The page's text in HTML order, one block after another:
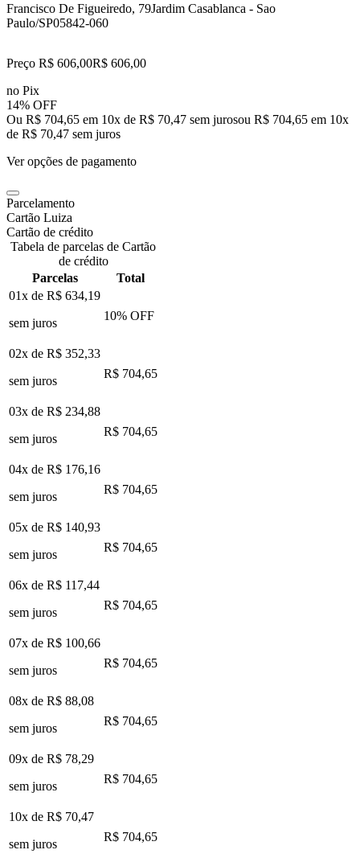
Francisco De Figueiredo, 79Jardim Casablanca - Sao
Paulo/SP05842-060
Preço R$ 606,00R$ 606,00
no Pix
14% OFF
Ou R$ 704,65 em 10x de R$ 70,47 sem jurosou R$ 704,65 em 10x
de R$ 70,47 sem juros
Ver opções de pagamento
Parcelamento
Cartão Luiza
Cartão de crédito
Tabela de parcelas de Cartão
de crédito
Parcelas
Total
01x de R$ 634,19
sem juros
10% OFF
02x de R$ 352,33
sem juros
R$ 704,65
03x de R$ 234,88
sem juros
R$ 704,65
04x de R$ 176,16
sem juros
R$ 704,65
05x de R$ 140,93
sem juros
R$ 704,65
06x de R$ 117,44
sem juros
R$ 704,65
07x de R$ 100,66
sem juros
R$ 704,65
08x de R$ 88,08
sem juros
R$ 704,65
09x de R$ 78,29
sem juros
R$ 704,65
10x de R$ 70,47
sem juros
R$ 704,65